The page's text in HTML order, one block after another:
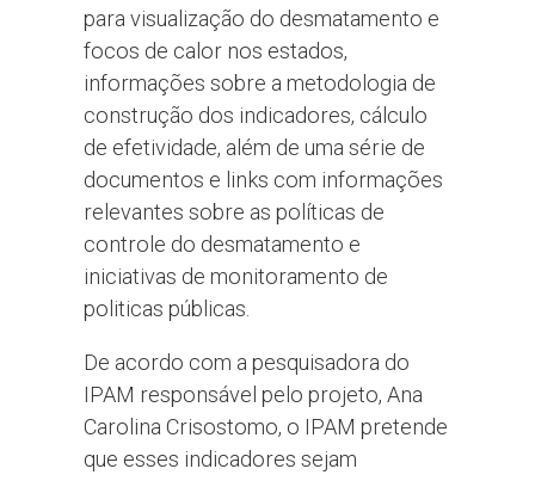
para visualização do desmatamento e
focos de calor nos estados,
informações sobre a metodologia de
construção dos indicadores, cálculo
de efetividade, além de uma série de
documentos e links com informações
relevantes sobre as políticas de
controle do desmatamento e
iniciativas de monitoramento de
politicas públicas.
De acordo com a pesquisadora do
IPAM responsável pelo projeto, Ana
Carolina Crisostomo, o IPAM pretende
que esses indicadores sejam